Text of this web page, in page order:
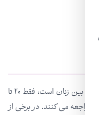
در حالی که آتروفی واژن یک مشکل معمول بین زنان است، فقط ۲۰ تا
مراجعه می کنند. در برخی از